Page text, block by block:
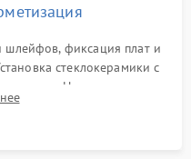
шлейфов, фиксация плат и
стеклокерамики с
зазоров. Нанесение
уплотнительной